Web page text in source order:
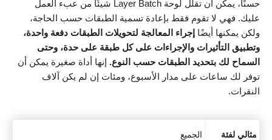
حسنًا، يمكن أن تقلل لوحة Layer Batch شيئًا من عبء العمل
عليك. فهي لا تقوم فقط بإعادة تسمية الطبقات حسب الحاجة،
ولكن يمكنها أيضًا إجراء المعالجة لتحويلات الطبقات دفعة واحدة،
وتطبيق التأثيرات والإجراءات على كل طبقة على حدة، وحتى
السماح لك بتحديد الطبقات حسب النوع. إنها أداة صغيرة يمكن أن
توفر لك ساعات على مدار الأسبوع، ومئات إن لم يكن آلاف
النقرات.
مثالي لفئة الجميع